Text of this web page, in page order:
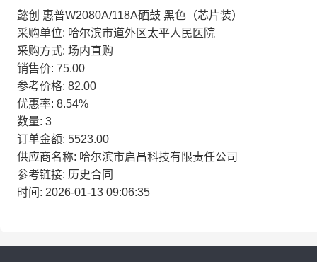
懿创 惠普W2080A/118A硒鼓 黑色（芯片装）
采购单位: 哈尔滨市道外区太平人民医院
采购方式: 场内直购
销售价: 75.00
参考价格: 82.00
优惠率: 8.54%
数量: 3
订单金额: 5523.00
供应商名称: 哈尔滨市启昌科技有限责任公司
参考链接: 历史合同
时间: 2026-01-13 09:06:35